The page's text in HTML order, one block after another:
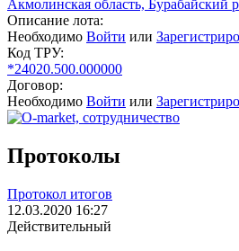
Акмолинская область,
Описание лота:
Необходимо Войти или
Код ТРУ:
*24020.500.000000
Договор:
Необходимо Войти или
Протоколы
Протокол итогов
12.03.2020 16:27
Действительный